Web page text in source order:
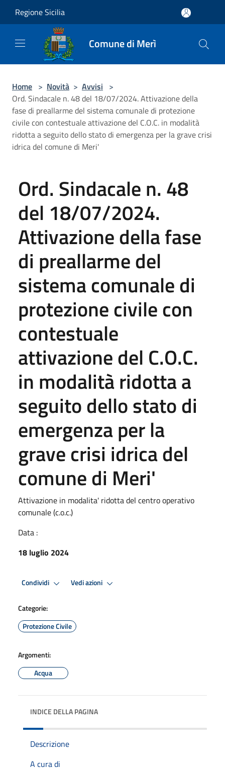
Regione Sicilia
Comune di Merì
Home > Novità > Avvisi >
Ord. Sindacale n. 48 del 18/07/2024. Attivazione della
fase di preallarme del sistema comunale di protezione
civile con contestuale attivazione del C.O.C. in modalità
ridotta a seguito dello stato di emergenza per la grave crisi
idrica del comune di Meri'
Ord. Sindacale n. 48
del 18/07/2024.
Attivazione della fase
di preallarme del
sistema comunale di
protezione civile con
contestuale
attivazione del C.O.C.
in modalità ridotta a
seguito dello stato di
emergenza per la
grave crisi idrica del
comune di Meri'
Attivazione in modalita' ridotta del centro operativo
comunale (c.o.c.)
Data :
18 luglio 2024
Condividi Vedi azioni
Categorie:
Protezione Civile
Argomenti:
Acqua
INDICE DELLA PAGINA
Descrizione
A cura di